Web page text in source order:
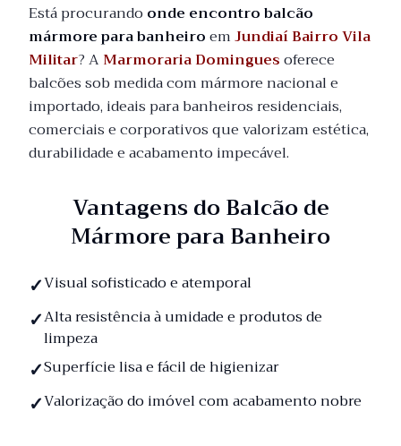
Está procurando onde encontro balcão
mármore para banheiroemJundiaí Bairro Vila
Militar? AMarmoraria Dominguesoferece
balcões sob medida com mármore nacional e
importado, ideais para banheiros residenciais,
comerciais e corporativos que valorizam estética,
durabilidade e acabamento impecável.
Vantagens do Balcão de
Mármore para Banheiro
Visual sofisticado e atemporal
Alta resistência à umidade e produtos de
limpeza
Superfície lisa e fácil de higienizar
Valorização do imóvel com acabamento nobre